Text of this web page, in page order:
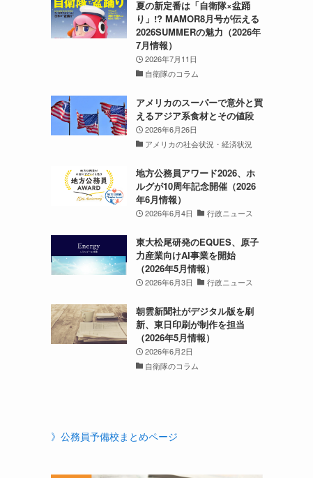
夏の新定番は「自衛隊×盆踊
り」!? MAMOR8月号が伝える
2026SUMMERの魅力（2026年
7月情報）
2026年7月11日
自衛隊のコラム
アメリカのスーパーで意外と買
えるアジア系食材とその値段
2026年6月26日
アメリカの社会状況・経済状況
地方公務員アワード2026、ホ
ルグが10周年記念開催（2026
年6月情報）
2026年6月4日 行政ニュース
東大松尾研発のEQUES、原子
力産業向けAI事業を開始
（2026年5月情報）
2026年6月3日 行政ニュース
朝雲新聞社がデジタル版を刷
新、東日印刷が制作を担当
（2026年5月情報）
2026年6月2日
自衛隊のコラム
》公務員予備校まとめページ